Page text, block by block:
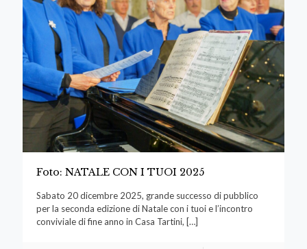
Foto: NATALE CON I TUOI 2025
Sabato 20 dicembre 2025, grande successo di pubblico
per la seconda edizione di Natale con i tuoi e l’incontro
conviviale di fine anno in Casa Tartini, […]